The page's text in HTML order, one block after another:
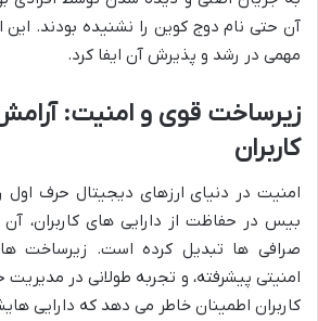
آن حتی نام دوج کوین را نشنیده بودند.
مهمی در رشد و پذیرش آن ایفا کرد.
زیرساخت قوی و امنیت:
کاربران
امنیت در دنیای ارزهای دیجیتال حرف اول
بیس در حفاظت از دارایی های کاربران، آن
صرافی ها تبدیل کرده است. زیرساخت
امنیتی پیشرفته، و تجربه طولانی در مدیریت
کاربران اطمینان خاطر می دهد که دارایی